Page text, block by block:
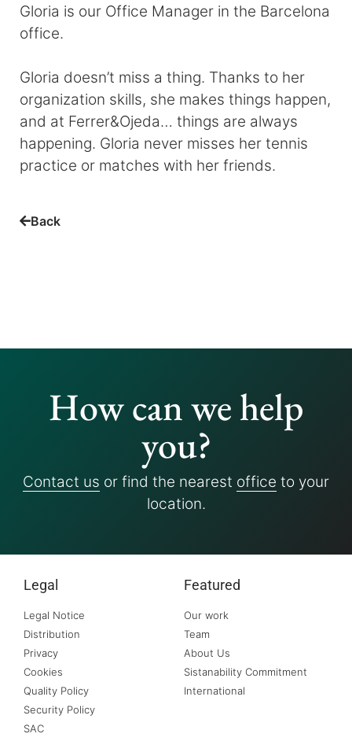
Gloria is our Office Manager in the Barcelona
office.
Gloria doesn’t miss a thing. Thanks to her
organization skills, she makes things happen,
and at Ferrer&Ojeda… things are always
happening. Gloria never misses her tennis
practice or matches with her friends.
Back
How can we help
you?
Contact us or find the nearest office to your
location.
Legal
Legal Notice
Distribution
Privacy
Cookies
Quality Policy
Security Policy
SAC
Featured
Our work
Team
About Us
Sistanability Commitment
International